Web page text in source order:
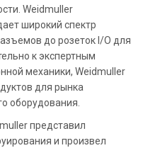
Weidmuller
широкий спектр
до розеток I/O для
к экспертным
механики, Weidmuller
для рынка
оборудования.
представил
и произвел